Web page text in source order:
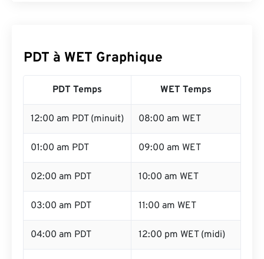
PDT à WET Graphique
PDT Temps WET Temps
12:00 am PDT (minuit) 08:00 am WET
01:00 am PDT 09:00 am WET
02:00 am PDT 10:00 am WET
03:00 am PDT 11:00 am WET
04:00 am PDT 12:00 pm WET (midi)